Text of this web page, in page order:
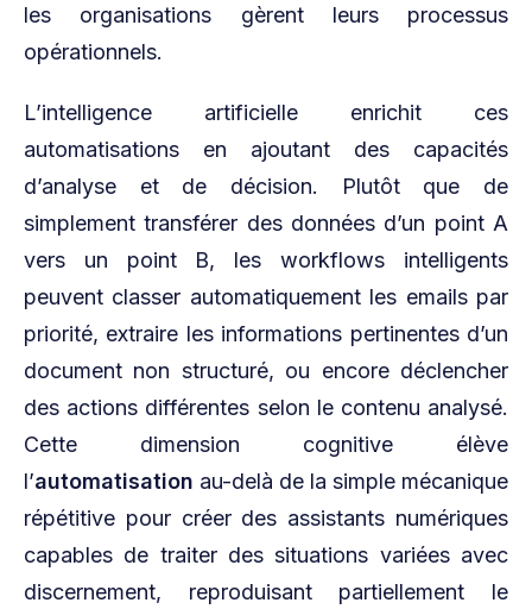
les organisations gèrent leurs processus
opérationnels.
L’intelligence artificielle enrichit ces
automatisations en ajoutant des capacités
d’analyse et de décision. Plutôt que de
simplement transférer des données d’un point A
vers un point B, les workflows intelligents
peuvent classer automatiquement les emails par
priorité, extraire les informations pertinentes d’un
document non structuré, ou encore déclencher
des actions différentes selon le contenu analysé.
Cette dimension cognitive élève
l’automatisation au-delà de la simple mécanique
répétitive pour créer des assistants numériques
capables de traiter des situations variées avec
discernement, reproduisant partiellement le